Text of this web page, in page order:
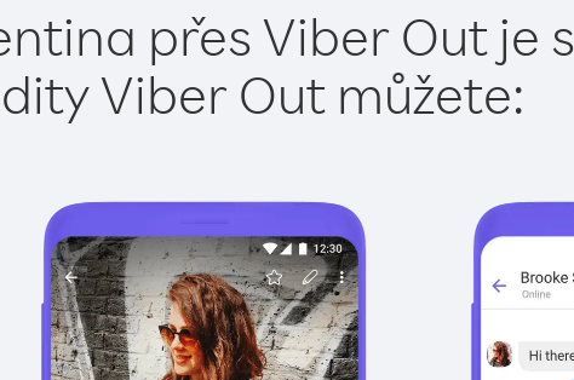
přes Viber Out je
Viber Out můžete: